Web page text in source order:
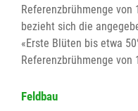
Referenzbrühmenge von
bezieht sich die
«Erste Blüten bis etwa
Referenzbrühmenge
Feldbau